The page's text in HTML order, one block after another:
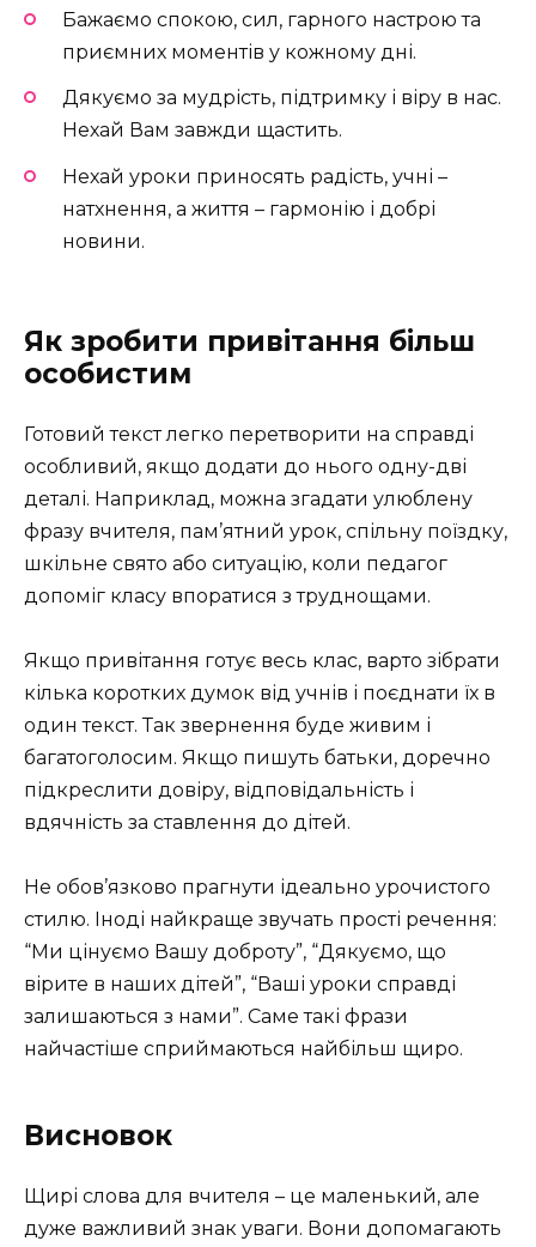
Бажаємо спокою, сил, гарного настрою та
приємних моментів у кожному дні.
Дякуємо за мудрість, підтримку і віру в нас.
Нехай Вам завжди щастить.
Нехай уроки приносять радість, учні –
натхнення, а життя – гармонію і добрі
новини.
Як зробити привітання більш
особистим
Готовий текст легко перетворити на справді
особливий, якщо додати до нього одну-дві
деталі. Наприклад, можна згадати улюблену
фразу вчителя, пам’ятний урок, спільну поїздку,
шкільне свято або ситуацію, коли педагог
допоміг класу впоратися з труднощами.
Якщо привітання готує весь клас, варто зібрати
кілька коротких думок від учнів і поєднати їх в
один текст. Так звернення буде живим і
багатоголосим. Якщо пишуть батьки, доречно
підкреслити довіру, відповідальність і
вдячність за ставлення до дітей.
Не обов’язково прагнути ідеально урочистого
стилю. Іноді найкраще звучать прості речення:
“Ми цінуємо Вашу доброту”, “Дякуємо, що
вірите в наших дітей”, “Ваші уроки справді
залишаються з нами”. Саме такі фрази
найчастіше сприймаються найбільш щиро.
Висновок
Щирі слова для вчителя – це маленький, але
дуже важливий знак уваги. Вони допомагають